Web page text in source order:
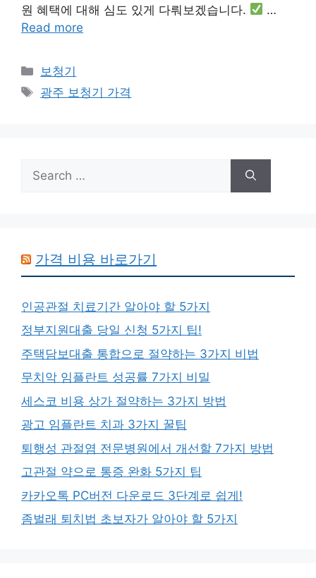
원 혜택에 대해 심도 있게 다뤄보겠습니다.
…
Read more
Categories
보청기
Tags
광주 보청기 가격
for:
가격 비용 바로가기
인공관절 치료기간 알아야 할 5가지
정부지원대출 당일 신청 5가지 팁!
주택담보대출 통합으로 절약하는 3가지 비법
무치악 임플란트 성공률 7가지 비밀
세스코 비용 상가 절약하는 3가지 방법
광고 임플란트 치과 3가지 꿀팁
퇴행성 관절염 전문병원에서 개선할 7가지 방법
고관절 약으로 통증 완화 5가지 팁
카카오톡 PC버전 다운로드 3단계로 쉽게!
좀벌래 퇴치법 초보자가 알아야 할 5가지